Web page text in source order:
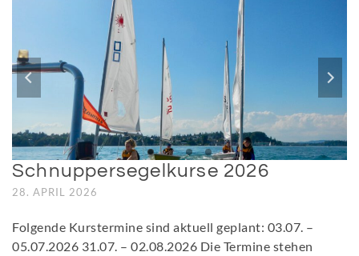
Schnuppersegelkurse 2026
28. APRIL 2026
Folgende Kurstermine sind aktuell geplant: 03.07. –
05.07.2026 31.07. – 02.08.2026 Die Termine stehen